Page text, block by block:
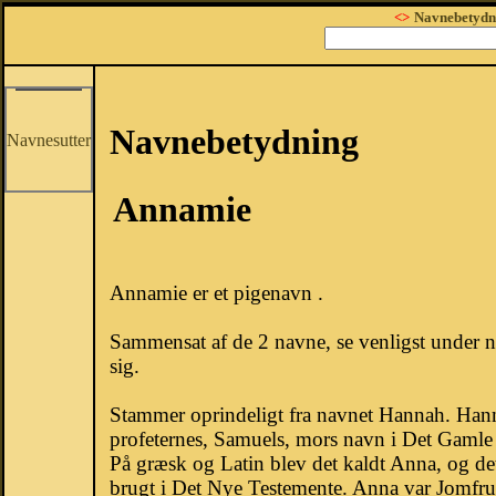
<>
Navnesutter
Navnebetydning
Annamie
Annamie er et pigenavn .
Sammensat af de 2 navne, se venligst under
sig.
Stammer oprindeligt fra navnet Hannah.
profeternes, Samuels, mors navn i Det Gamle
På græsk og Latin blev det kaldt Anna, og
brugt i Det Nye Testemente. Anna var